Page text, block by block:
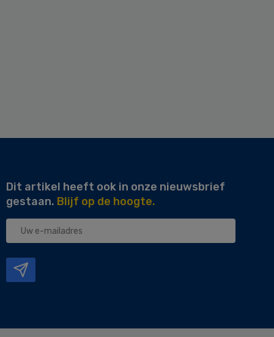
Dit artikel heeft ook in onze nieuwsbrief
gestaan. Blijf op de hoogte.
Uw